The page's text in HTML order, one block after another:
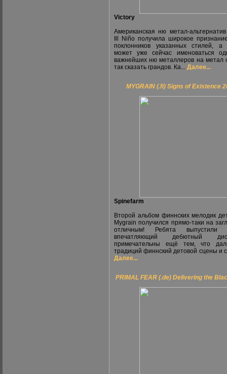
Victory
Американская ню метал-альтернатив
Ill Niño получила широкое
поклонников указанных стилей, а
может уже сейчас именоваться
важнейших ню металлеров на метал
так сказать грандов. Ка... Далее...
MYGRAIN (.fi) Signs of Existence
Spinefarm
Второй альбом финнских мелодик
Mygrain получился прямо-таки на
отличным! Ребята выпустили
впечатляющий дебютный
примечательны ещё тем, что
традиций финнский детовой сцены и
Далее...
PRIMAL FEAR (.de) Delivering the